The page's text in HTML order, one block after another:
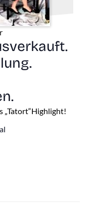
„Tatort“Highlight!